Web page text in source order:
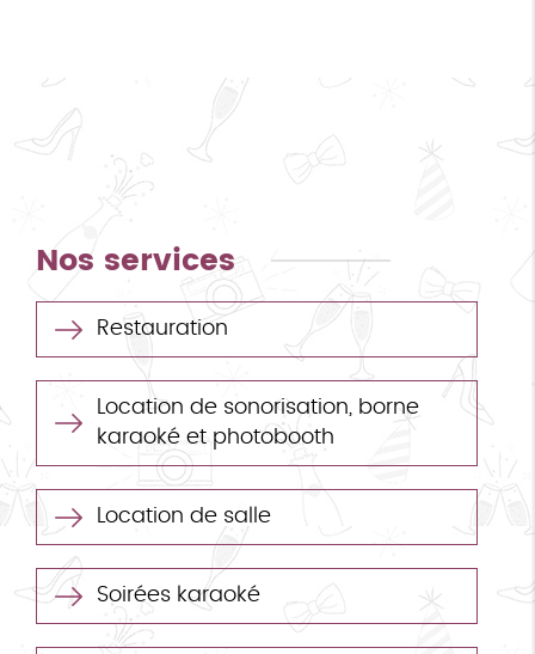
Nos services
Restauration
Location de sonorisation, borne
karaoké et photobooth
Location de salle
Soirées karaoké